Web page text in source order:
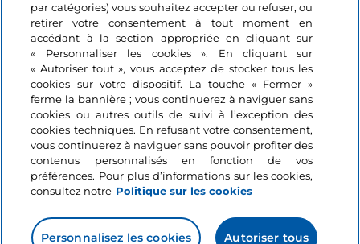
par catégories) vous souhaitez accepter ou refuser, ou
retirer votre consentement à tout moment en
accédant à la section appropriée en cliquant sur
« Personnaliser les cookies ». En cliquant sur
« Autoriser tout », vous acceptez de stocker tous les
cookies sur votre dispositif. La touche « Fermer »
ferme la bannière ; vous continuerez à naviguer sans
cookies ou autres outils de suivi à l’exception des
cookies techniques. En refusant votre consentement,
vous continuerez à naviguer sans pouvoir profiter des
contenus personnalisés en fonction de vos
préférences. Pour plus d’informations sur les cookies,
consultez notre Politique sur les cookies
Personnalisez les cookies Autoriser tous